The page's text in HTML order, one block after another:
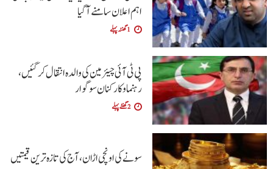
اہم اعلان سامنے آگیا
1 گھنٹہ پہلے
پی ٹی آئی چیئرمین کی والدہ انتقال کرگئیں،
رہنما و کارکنان سوگوار
2 گھنٹے پہلے
سونے کی اونچی اڑان، آج کی تازہ ترین قیمتیں